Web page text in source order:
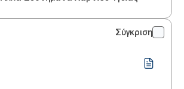
Σύγκριση